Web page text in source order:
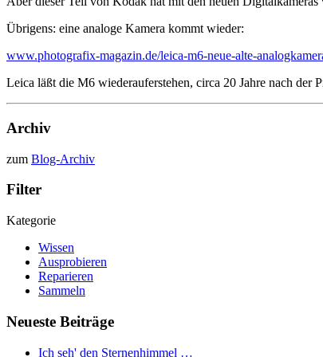
Übrigens: eine analoge Kamera kommt wieder:
www.photografix-magazin.de/leica-m6-neue-alte-
Leica läßt die M6 wiederauferstehen, circa 20 Jahre nach der
Archiv
zum Blog-Archiv
Filter
Kategorie
Wissen
Ausprobieren
Reparieren
Sammeln
Neueste Beiträge
Ich seh' den Sternenhimmel …